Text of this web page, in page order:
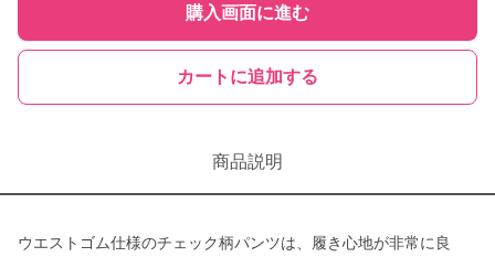
購入画面に進む
カートに追加する
商品説明
ウエストゴム仕様のチェック柄パンツは、履き心地が非常に良